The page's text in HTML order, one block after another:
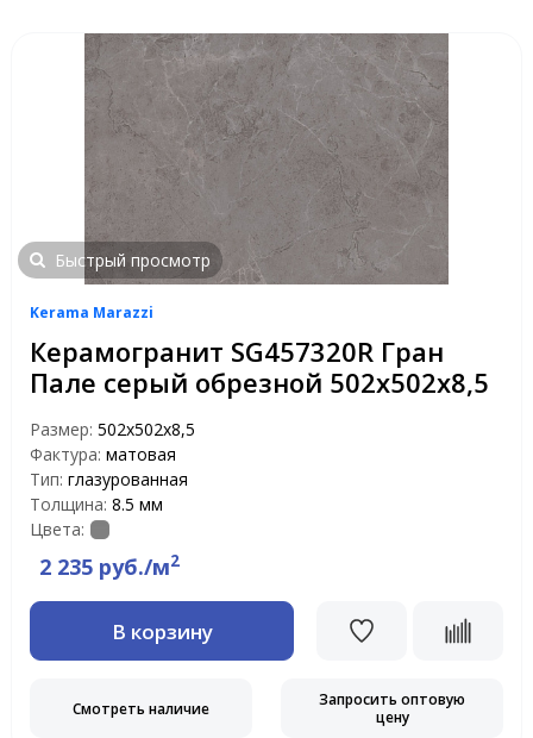
Быстрый просмотр
Kerama Marazzi
Керамогранит SG457320R Гран
Пале серый обрезной 502х502х8,5
Размер: 502х502х8,5
Фактура: матовая
Тип: глазурованная
Толщина: 8.5 мм
Цвета:
2 235 руб./м2
В корзину
Смотреть наличие
Запросить оптовую
цену